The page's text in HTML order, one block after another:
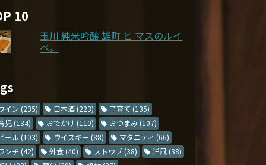
10
玉川 純米吟醸 雄町 と マスのルイ
ベ。
イン (235) 日本酒 (223) 子育て (135)
児 (134) おでかけ (110) おつまみ (107)
ール (103) ウイスキー (88) マタニティ (66)
ンチ (42) 外食 (40) ストウブ (38) 洋風 (38)